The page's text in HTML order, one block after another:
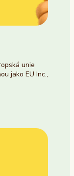
unie
jako EU Inc.,